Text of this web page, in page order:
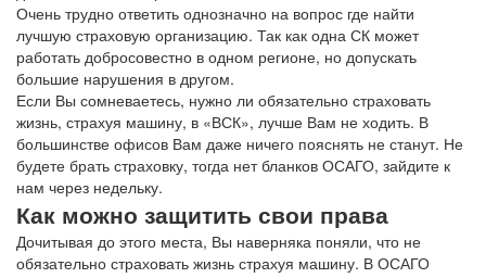
Очень трудно ответить однозначно на вопрос где найти
лучшую страховую организацию. Так как одна СК может
работать добросовестно в одном регионе, но допускать
большие нарушения в другом.
Если Вы сомневаетесь, нужно ли обязательно страховать
жизнь, страхуя машину, в «ВСК», лучше Вам не ходить. В
большинстве офисов Вам даже ничего пояснять не станут. Не
будете брать страховку, тогда нет бланков ОСАГО, зайдите к
нам через недельку.
Как можно защитить свои права
Дочитывая до этого места, Вы наверняка поняли, что не
обязательно страховать жизнь страхуя машину. В ОСАГО